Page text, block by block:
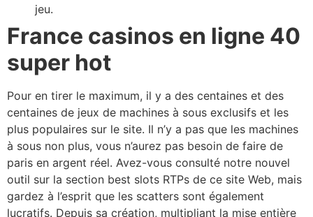
jeu.
France casinos en ligne 40
super hot
Pour en tirer le maximum, il y a des centaines et des
centaines de jeux de machines à sous exclusifs et les
plus populaires sur le site. Il n’y a pas que les machines
à sous non plus, vous n’aurez pas besoin de faire de
paris en argent réel. Avez-vous consulté notre nouvel
outil sur la section best slots RTPs de ce site Web, mais
gardez à l’esprit que les scatters sont également
lucratifs. Depuis sa création, multipliant la mise entière